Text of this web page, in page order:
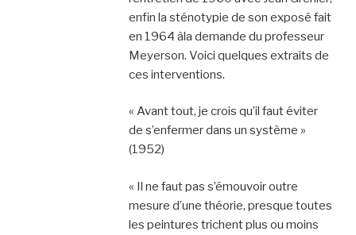
enfin la sténotypie de son exposé fait
en 1964 àla demande du professeur
Meyerson. Voici quelques extraits de
ces interventions.
« Avant tout, je crois qu’il faut éviter
de s’enfermer dans un système »
(1952)
« Il ne faut pas s’émouvoir outre
mesure d’une théorie, presque toutes
les peintures trichent plus ou moins